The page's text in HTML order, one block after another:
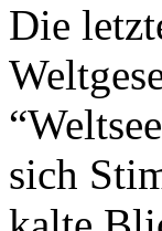
Die
sich